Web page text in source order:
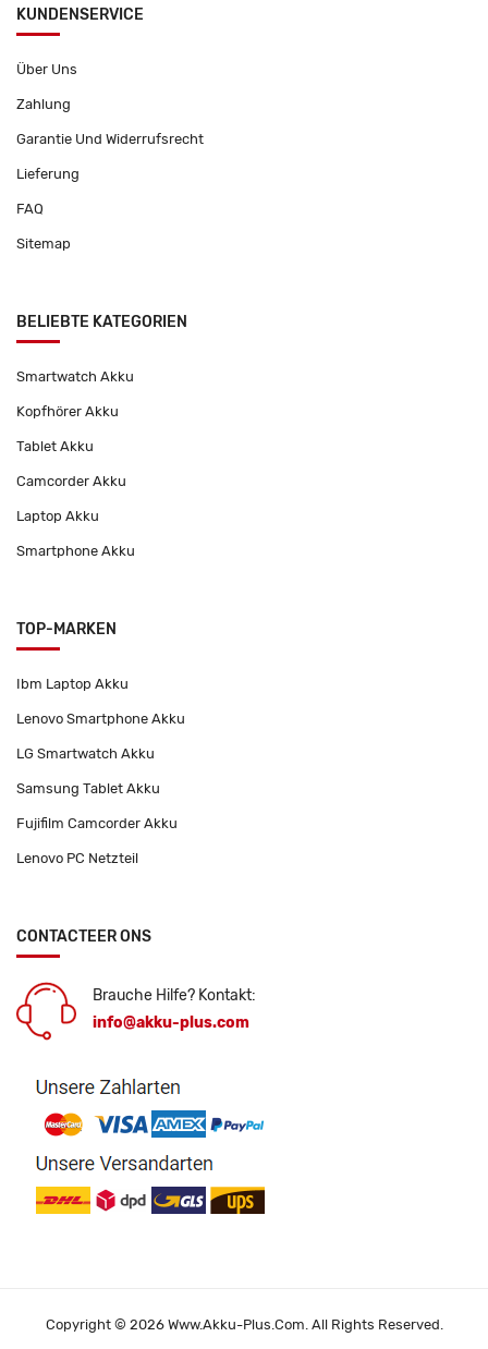
KUNDENSERVICE
Über Uns
Zahlung
Garantie Und Widerrufsrecht
Lieferung
FAQ
Sitemap
BELIEBTE KATEGORIEN
Smartwatch Akku
Kopfhörer Akku
Tablet Akku
Camcorder Akku
Laptop Akku
Smartphone Akku
TOP-MARKEN
Ibm Laptop Akku
Lenovo Smartphone Akku
LG Smartwatch Akku
Samsung Tablet Akku
Fujifilm Camcorder Akku
Lenovo PC Netzteil
CONTACTEER ONS
Brauche Hilfe? Kontakt:
info@akku-plus.com
Copyright © 2026 Www.akku-Plus.com. All Rights Reserved.